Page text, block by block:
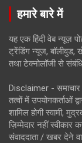
हमारे बारे में
यह एक हिंदी वेब न्यूज़
ट्रेंडिंग न्यूज, बॉलीवुड,
तथा टेक्नोलॉजी से
Disclaimer -
तत्वों में उपयोगकर्ताओं
शामिल होगी स्वामी,
ज़िम्मेदार नहीं स्वीकार
संवाददाता / खबर देने